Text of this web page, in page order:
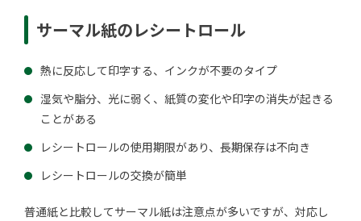
サーマル紙のレシートロール
熱に反応して印字する、インクが不要のタイプ
湿気や脂分、光に弱く、紙質の変化や印字の消失が起きる
ことがある
レシートロールの使用期限があり、長期保存は不向き
レシートロールの交換が簡単
普通紙と比較してサーマル紙は注意点が多いですが、対応し